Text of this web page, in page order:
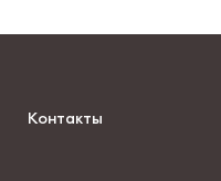
Контакты